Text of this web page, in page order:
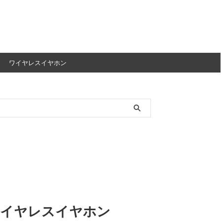
ワイヤレスイヤホン
ヤレスイヤホン